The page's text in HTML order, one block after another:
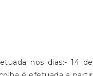
nos dias:- 14 de